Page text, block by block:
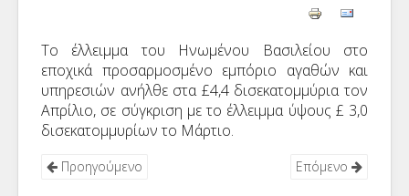
Το έλλειμμα του Ηνωμένου Βασιλείου στο
εποχικά προσαρμοσμένο εμπόριο αγαθών και
υπηρεσιών ανήλθε στα £4,4 δισεκατομμύρια τον
Απρίλιο, σε σύγκριση με το έλλειμμα ύψους £ 3,0
δισεκατομμυρίων το Μάρτιο.
Προηγούμενο Επόμενο